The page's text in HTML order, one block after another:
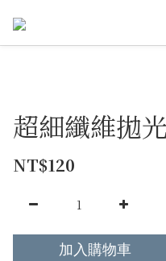
超細纖維拋
NT$120
加入購物車